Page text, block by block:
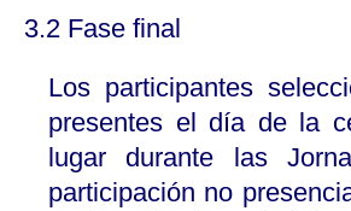
3.2 Fase final
Los participantes
presentes el día de la
lugar durante las
participación no